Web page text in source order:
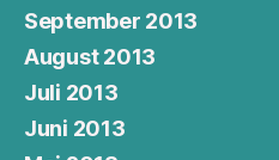
September 2013
August 2013
Juli 2013
Juni 2013